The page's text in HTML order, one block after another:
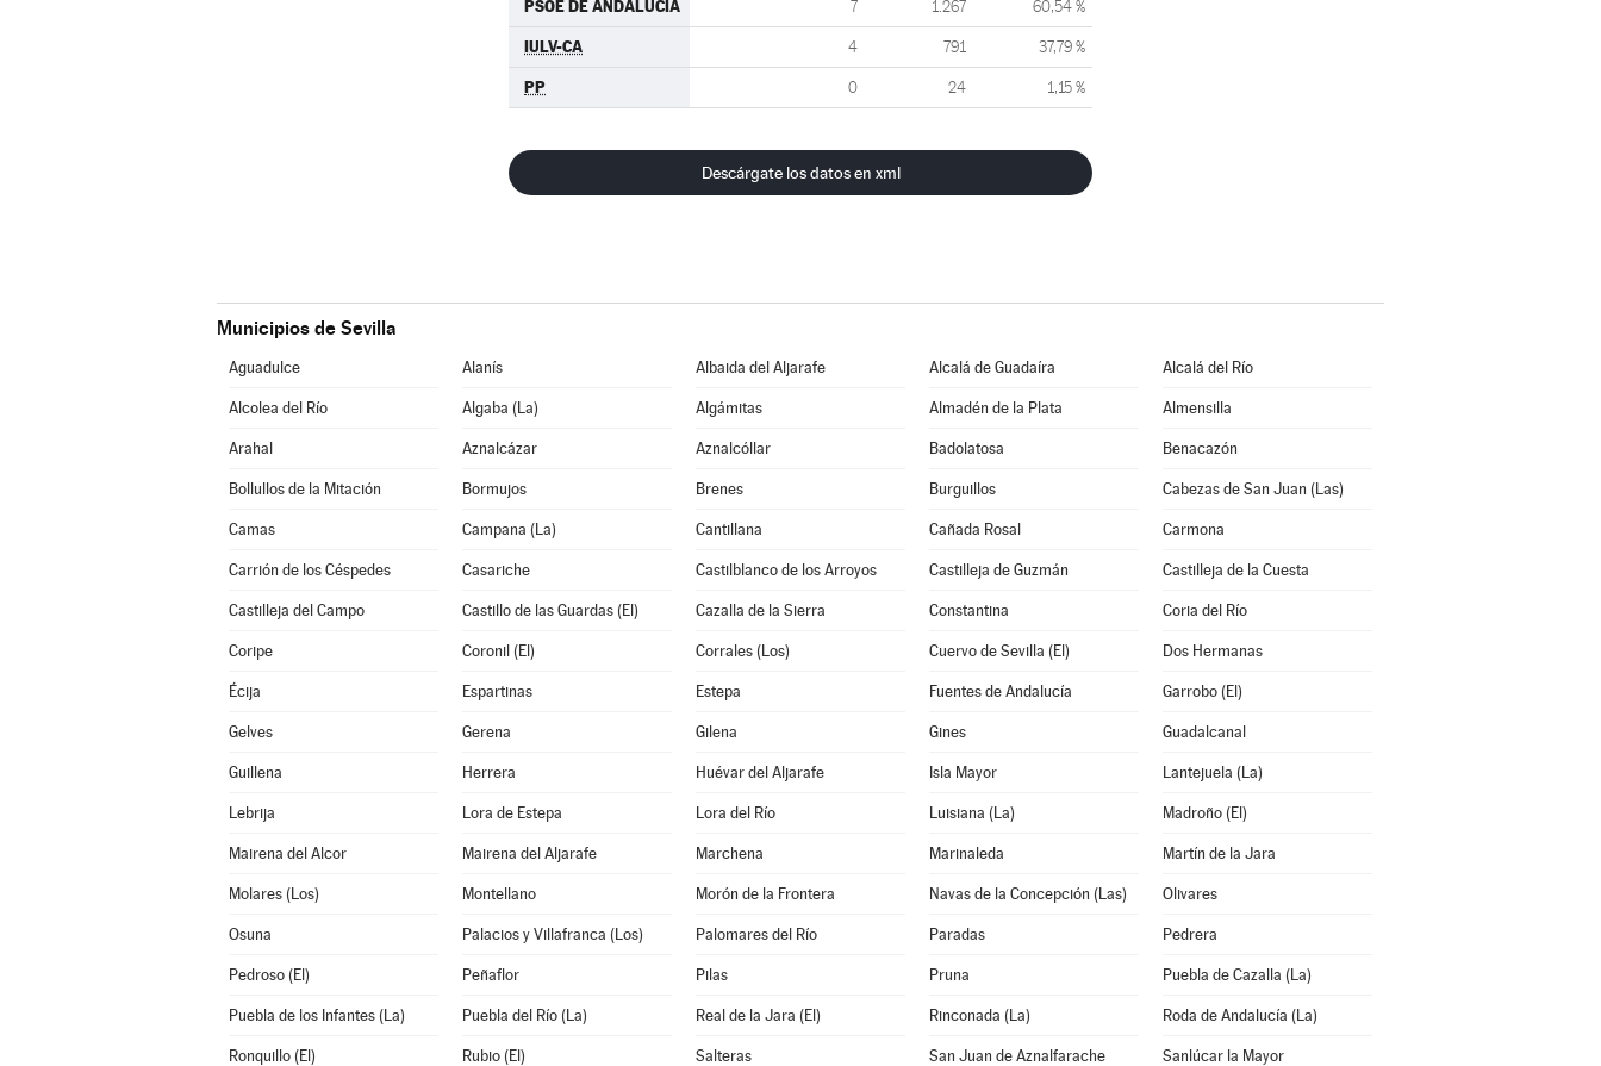
PSOE DE ANDALUCIA 7 1.267 60,54 %
IULV-CA 4 791 37,79 %
PP 0 24 1,15 %
Descárgate los datos en xml
Municipios de Sevilla
Aguadulce Alanís Albaida del Aljarafe Alcalá de Guadaíra Alcalá del Río
Alcolea del Río Algaba (La) Algámitas Almadén de la Plata Almensilla
Arahal Aznalcázar Aznalcóllar Badolatosa Benacazón
Bollullos de la Mitación Bormujos Brenes Burguillos Cabezas de San Juan (Las)
Camas Campana (La) Cantillana Cañada Rosal Carmona
Carrión de los Céspedes Casariche Castilblanco de los Arroyos Castilleja de Guzmán Castilleja de la Cuesta
Castilleja del Campo Castillo de las Guardas (El) Cazalla de la Sierra Constantina Coria del Río
Coripe Coronil (El) Corrales (Los) Cuervo de Sevilla (El) Dos Hermanas
Écija Espartinas Estepa Fuentes de Andalucía Garrobo (El)
Gelves Gerena Gilena Gines Guadalcanal
Guillena Herrera Huévar del Aljarafe Isla Mayor Lantejuela (La)
Lebrija Lora de Estepa Lora del Río Luisiana (La) Madroño (El)
Mairena del Alcor Mairena del Aljarafe Marchena Marinaleda Martín de la Jara
Molares (Los) Montellano Morón de la Frontera Navas de la Concepción (Las) Olivares
Osuna Palacios y Villafranca (Los) Palomares del Río Paradas Pedrera
Pedroso (El) Peñaflor Pilas Pruna Puebla de Cazalla (La)
Puebla de los Infantes (La) Puebla del Río (La) Real de la Jara (El) Rinconada (La) Roda de Andalucía (La)
Ronquillo (El) Rubio (El) Salteras San Juan de Aznalfarache Sanlúcar la Mayor